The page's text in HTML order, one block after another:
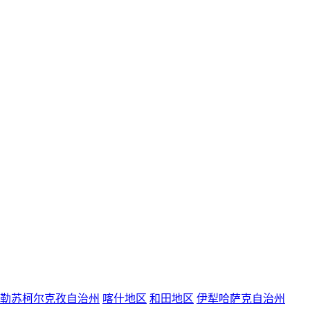
苏柯尔克孜自治州 喀什地区 和田地区 伊犁哈萨克自治州